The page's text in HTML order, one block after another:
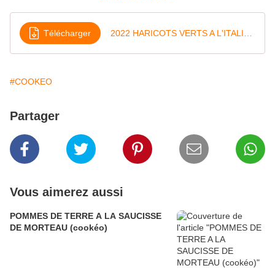
Télécharger
#COOKEO
Partager
Vous aimerez aussi
POMMES DE TERRE A LA SAUCISSE
DE MORTEAU (cookéo)